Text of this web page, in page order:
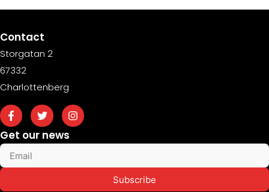
Contact
Storgatan 2
67332
Charlottenberg
Get our news
Subscribe